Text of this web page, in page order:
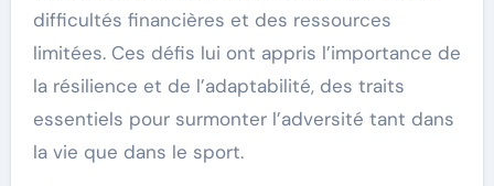
difficultés financières et des ressources
limitées. Ces défis lui ont appris l’importance de
la résilience et de l’adaptabilité, des traits
essentiels pour surmonter l’adversité tant dans
la vie que dans le sport.